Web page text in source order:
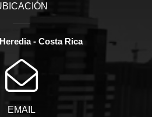
- Costa Rica
EMAIL